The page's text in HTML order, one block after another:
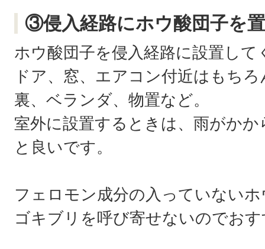
③侵入経路にホウ酸団子を
ホウ酸団子を侵入経路に設置して
ドア、窓、エアコン付近はもち
裏、ベランダ、物置など。
室外に設置するときは、雨がか
と良いです。
フェロモン成分の入っていない
ゴキブリを呼び寄せないのでお